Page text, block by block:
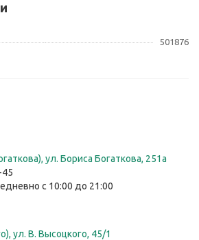
501876
ул. Бориса Богаткова, 251а
с 10:00 до 21:00
ул. ​В. Высоцкого, 45/1